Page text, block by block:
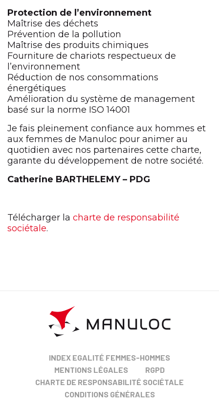
Protection de l’environnement
Maîtrise des déchets
Prévention de la pollution
Maîtrise des produits chimiques
Fourniture de chariots respectueux de
l’environnement
Réduction de nos consommations
énergétiques
Amélioration du système de management
basé sur la norme ISO 14001
Je fais pleinement confiance aux hommes et
aux femmes de Manuloc pour animer au
quotidien avec nos partenaires cette charte,
garante du développement de notre société.
Catherine BARTHELEMY – PDG
Télécharger la charte de responsabilité
sociétale.
INDEX EGALITÉ FEMMES-HOMMES
MENTIONS LÉGALES
RGPD
CHARTE DE RESPONSABILITÉ SOCIÉTALE
CONDITIONS GÉNÉRALES